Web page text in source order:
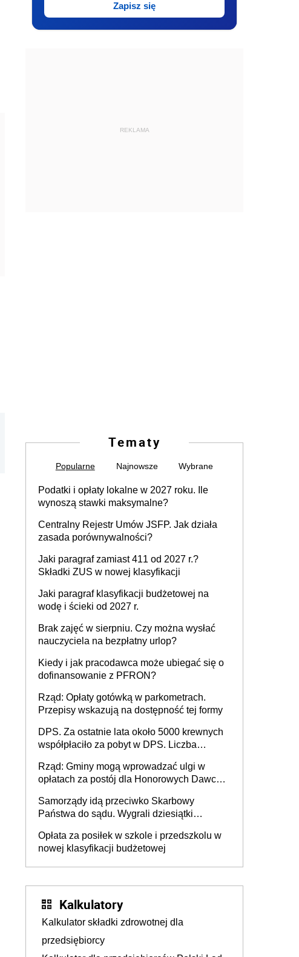
Zapisz się
REKLAMA
Tematy
Popularne Najnowsze Wybrane
Podatki i opłaty lokalne w 2027 roku. Ile
wynoszą stawki maksymalne?
Centralny Rejestr Umów JSFP. Jak działa
zasada porównywalności?
Jaki paragraf zamiast 411 od 2027 r.?
Składki ZUS w nowej klasyfikacji
Jaki paragraf klasyfikacji budżetowej na
wodę i ścieki od 2027 r.
Brak zajęć w sierpniu. Czy można wysłać
nauczyciela na bezpłatny urlop?
Kiedy i jak pracodawca może ubiegać się o
dofinansowanie z PFRON?
Rząd: Opłaty gotówką w parkometrach.
Przepisy wskazują na dostępność tej formy
DPS. Za ostatnie lata około 5000 krewnych
współpłaciło za pobyt w DPS. Liczba
Rząd: Gminy mogą wprowadzać ulgi w
opłatach za postój dla Honorowych Dawców
Samorządy idą przeciwko Skarbowy
Państwa do sądu. Wygrali dziesiątki
Opłata za posiłek w szkole i przedszkolu w
nowej klasyfikacji budżetowej
Kalkulatory
Kalkulator składki zdrowotnej dla
przedsiębiorcy